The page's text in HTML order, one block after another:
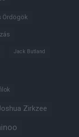
Ördögök
Jack Butland
Zirkzee